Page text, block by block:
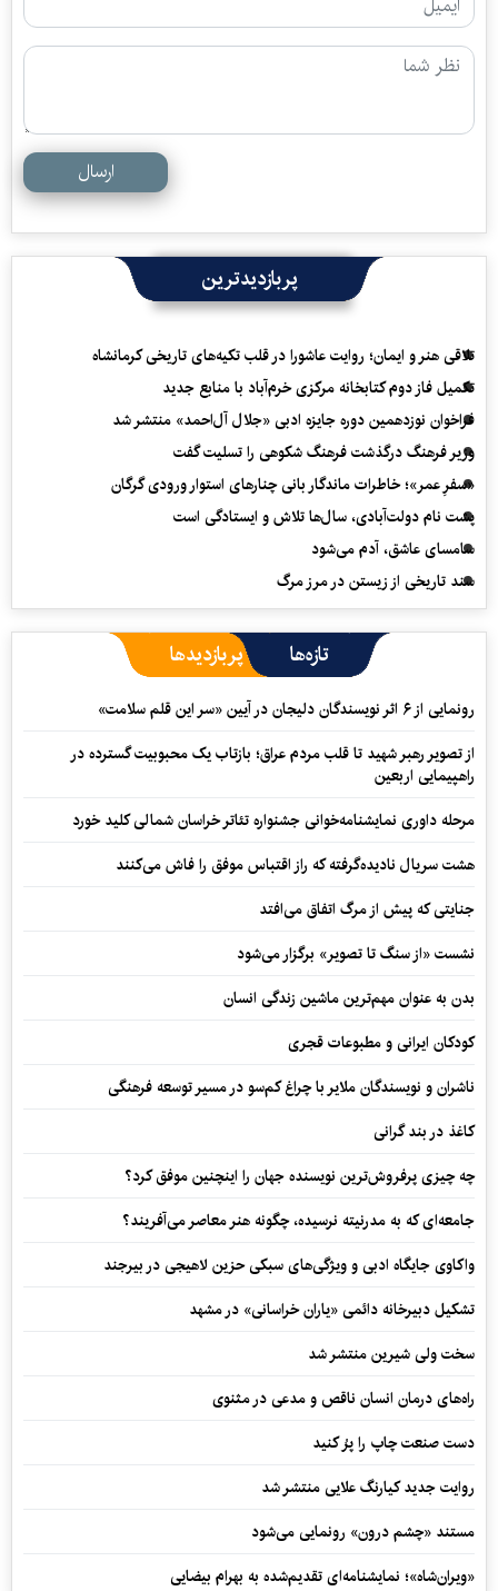
ارسال
پربازدیدترین
تلاقی هنر و ایمان؛ روایت عاشورا در قلب تکیه‌های تاریخی کرمانشاه
تکمیل فاز دوم کتابخانه مرکزی خرم‌آباد با منابع جدید
فراخوان نوزدهمین دوره جایزه ادبی «جلال آل‌احمد» منتشر شد
وزیر فرهنگ درگذشت فرهنگ شکوهی را تسلیت گفت
«سفرِ عمر»؛ خاطرات ماندگار بانی چنارهای استوار ورودی گرگان
پشت نام دولت‌آبادی، سال‌ها تلاش و ایستادگی است
سامسای عاشق، آدم می‌شود
سند تاریخی از زیستن در مرز مرگ
تازه‌ها پربازدیدها
رونمایی از ۶ اثر نویسندگان دلیجان در آیین «سر این قلم سلامت»
از تصویر رهبر شهید تا قلب مردم عراق؛ بازتاب یک محبوبیت گسترده در
راهپیمایی اربعین
مرحله داوری نمایشنامه‌خوانی جشنواره تئاتر خراسان شمالی کلید خورد
هشت سریال نادیده‌گرفته که راز اقتباس موفق را فاش می‌کنند
جنایتی که پیش از مرگ اتفاق می‌افتد
نشست «از سنگ تا تصویر» برگزار می‌شود
بدن به عنوان مهم‌ترین ماشین زندگی انسان
کودکان ایرانی و مطبوعات قجری
ناشران و نویسندگان ملایر با چراغ کم‌سو در مسیر توسعه فرهنگی
کاغذ در بند گرانی
چه چیزی پرفروش‌ترین نویسنده جهان را اینچنین موفق کرد؟
جامعه‌ای که به مدرنیته نرسیده، چگونه هنر معاصر می‌آفریند؟
واکاوی جایگاه ادبی و ویژگی‌های سبکی حزین لاهیجی در بیرجند
تشکیل دبیرخانه دائمی «یاران خراسانی» در مشهد
سخت ولی شیرین منتشر شد
راه‌های درمان انسان ناقص و مدعی در مثنوی
دست صنعت چاپ را پرُ کنید
روایت جدید کیارنگ علایی منتشر شد
مستند «چشم درون» رونمایی می‌شود
«ویران‌شاه»؛ نمایشنامه‌ای تقدیم‌شده به بهرام بیضایی